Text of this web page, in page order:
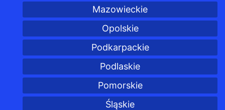
Mazowieckie
Opolskie
Podkarpackie
Podlaskie
Pomorskie
Śląskie